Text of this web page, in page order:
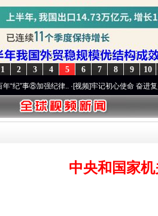
10
9
8
7
6
5
4
3
2
1
强纪律..·[视频]牢记初心使命 奋进复兴征程丨“
中央和国家